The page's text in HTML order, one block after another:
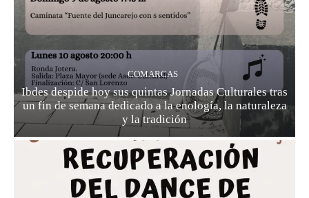
COMARCAS
Ibdes despide hoy sus quintas Jornadas Culturales tras
un fin de semana dedicado a la enología, la naturaleza
y la tradición